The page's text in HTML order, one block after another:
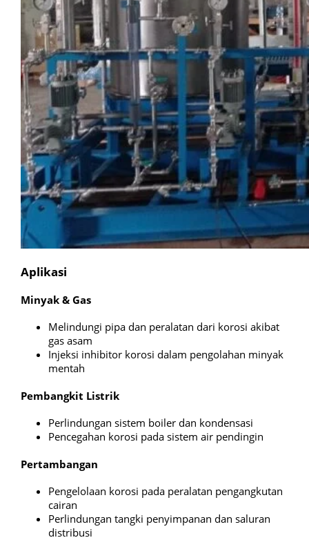
Aplikasi
Minyak & Gas
Melindungi pipa dan peralatan dari korosi akibat
gas asam
Injeksi inhibitor korosi dalam pengolahan minyak
mentah
Pembangkit Listrik
Perlindungan sistem boiler dan kondensasi
Pencegahan korosi pada sistem air pendingin
Pertambangan
Pengelolaan korosi pada peralatan pengangkutan
cairan
Perlindungan tangki penyimpanan dan saluran
distribusi